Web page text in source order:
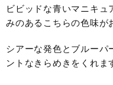
ビビッドな青いマニキュ
みのあるこちらの色味が
シアーな発色とブルーパ
ントなきらめきをくれ